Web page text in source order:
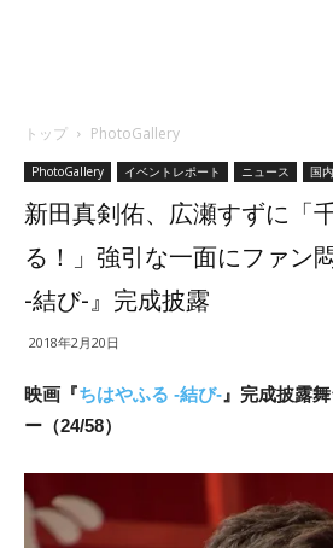
トップ PhotoGallery
PhotoGallery イベントレポート ニュース 国内
新田真剣佑、広瀬すずに「
る！」強引な一面にファン
-結び-』完成披露
2018年2月20日
映画『ちはやふる -結び- 』完成披露
ー（24/58）